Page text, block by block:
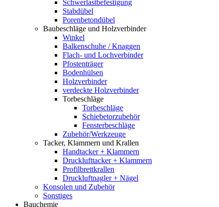
Schwerlastbefestigung
Stabdübel
Porenbetondübel
Baubeschläge und Holzverbinder
Winkel
Balkenschuhe / Knaggen
Flach- und Lochverbinder
Pfostenträger
Bodenhülsen
Holzverbinder
verdeckte Holzverbinder
Torbeschläge
Torbeschläge
Schiebetorzubehör
Fensterbeschläge
Zubehör/Werkzeuge
Tacker, Klammern und Krallen
Handtacker + Klammern
Drucklufttacker + Klammern
Profilbrettkrallen
Druckluftnagler + Nägel
Konsolen und Zubehör
Sonstiges
Bauchemie